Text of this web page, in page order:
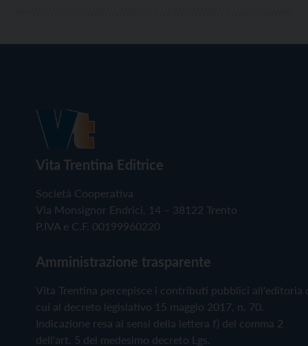
Vita Trentina Editrice
Società Cooperativa
Via Monsignor Endrici, 14 – 38122 Trento
P.IVA e C.F. 00199960220
Amministrazione trasparente
Vita Trentina percepisce i contributi pubblici all'editoria
cui al decreto legislativo 15 maggio 2017, n. 70.
Indicazione resa ai sensi della lettera f) del comma 2
dell'art. 5 del medesimo decreto Lgs.